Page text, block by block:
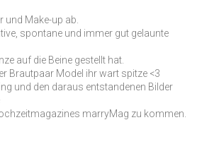
Make-up ab.
spontane und immer gut gelaunte
auf die Beine gestellt hat.
Brautpaar Model ihr wart spitze <3
und den daraus entstandenen Bilder
marryMag zu kommen.